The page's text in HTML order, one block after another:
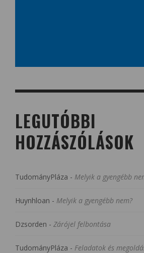
LEGUTÓBBI
HOZZÁSZÓLÁSOK
TudományPláza - Melyik a gyengébb
Huynhloan - Melyik a gyengébb nem?
Dzsorden - Zárójel felbontása
TudományPláza - Feladatok és